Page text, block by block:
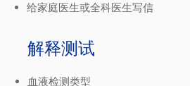
给家庭医生或全科医生写信
解释测试
血液检测类型